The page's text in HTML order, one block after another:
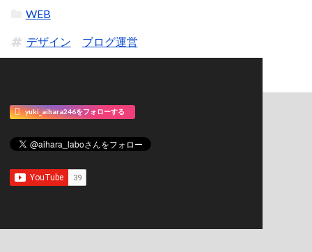
WEB
デザイン ブログ運営
yuki_aihara246をフォローする